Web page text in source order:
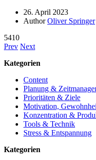
26. April 2023
AuthorOliver Springer
5410
Prev Next
Kategorien
Content
Planung &
Prioritäten & Ziele
Motivation,
Konzentration &
Tools & Technik
Stress & Entspannung
Kategorien